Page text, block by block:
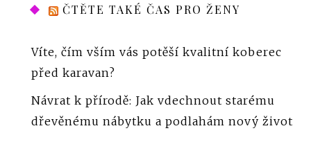
ČTĚTE TAKÉ ČAS PRO ŽENY
Víte, čím vším vás potěší kvalitní koberec
před karavan?
Návrat k přírodě: Jak vdechnout starému
dřevěnému nábytku a podlahám nový život